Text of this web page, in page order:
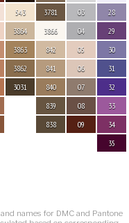
543
3864
3863
3862
3031
3781
3866
842
841
840
839
838
03
04
05
06
07
08
09
28
29
30
31
32
33
34
35
names for DMC and Pantone